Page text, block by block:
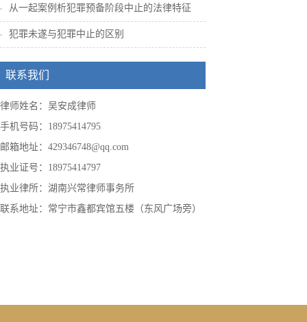
从一起案例析犯罪预备阶段中止的法律特征
犯罪未遂与犯罪中止的区别
联系我们
律师姓名：吴安成律师
手机号码：18975414795
邮箱地址：429346748@qq.com
执业证号：18975414797
执业律所：湖南兴常律师事务所
联系地址：常宁市鑫都宾馆五楼（东风广场旁）